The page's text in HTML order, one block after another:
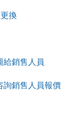
換
給銷售人員
詢銷售人員報價